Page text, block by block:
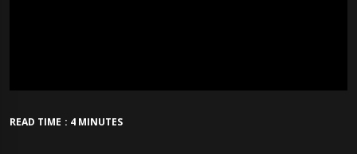
READ TIME : 4 MINUTES